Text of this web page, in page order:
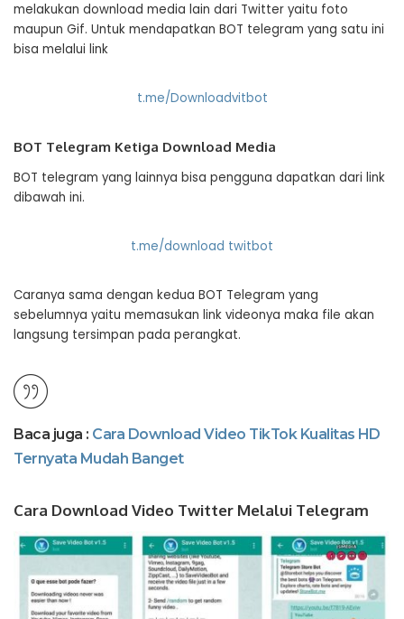
melakukan download media lain dari Twitter yaitu foto
maupun Gif. Untuk mendapatkan BOT telegram yang satu ini
bisa melalui link
t.me/Downloadvitbot
BOT Telegram Ketiga Download Media
BOT telegram yang lainnya bisa pengguna dapatkan dari link
dibawah ini.
t.me/download twitbot
Caranya sama dengan kedua BOT Telegram yang
sebelumnya yaitu memasukan link videonya maka file akan
langsung tersimpan pada perangkat.
Baca juga : Cara Download Video TikTok Kualitas HD
Ternyata Mudah Banget
Cara Download Video Twitter Melalui Telegram